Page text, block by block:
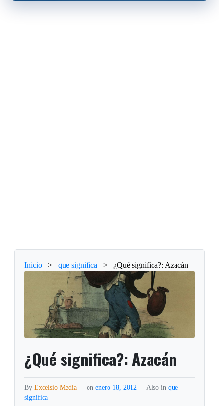
Inicio > que significa > ¿Qué significa?: Azacán
¿Qué significa?: Azacán
ByExcelsio Media on enero 18, 2012 Also in que
significa